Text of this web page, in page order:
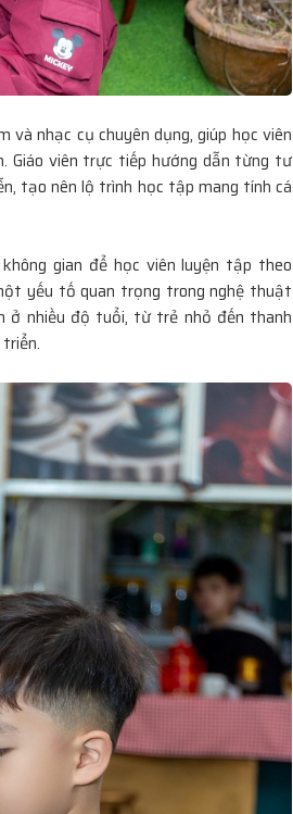
nhạc cụ chuyên dụng, giúp học viên
Giáo viên trực tiếp hướng dẫn từng tư
tạo nên lộ trình học tập mang tính cá
gian để học viên luyện tập theo
yếu tố quan trọng trong nghệ thuật
ở nhiều độ tuổi, từ trẻ nhỏ đến thanh